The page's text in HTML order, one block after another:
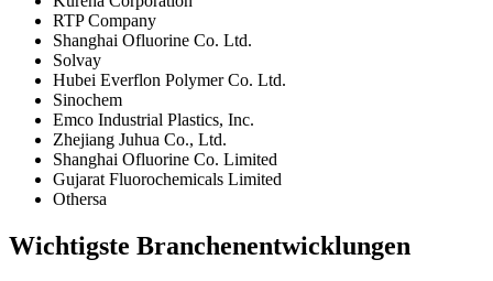
RTP Company
Shanghai Ofluorine Co. Ltd.
Solvay
Hubei Everflon Polymer Co. Ltd.
Sinochem
Emco Industrial Plastics, Inc.
Zhejiang Juhua Co., Ltd.
Shanghai Ofluorine Co. Limited
Gujarat Fluorochemicals Limited
Othersa
Wichtigste Branchenentwicklungen